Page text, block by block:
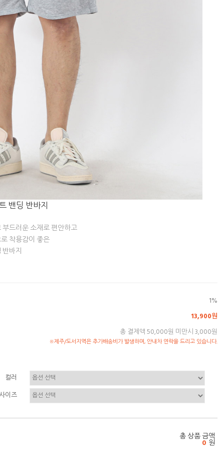
밴딩 반바지
부드러운 소재로 편안하고
착용감이 좋은
바지
1%
13,900원
총 결제액 50,000원 미만시 3,000원
※제주/도서지역은 추가배송비가 발생하며, 안내차 연락을 드리고 있습니다.
컬러
사이즈
총 상품 금액
0 원